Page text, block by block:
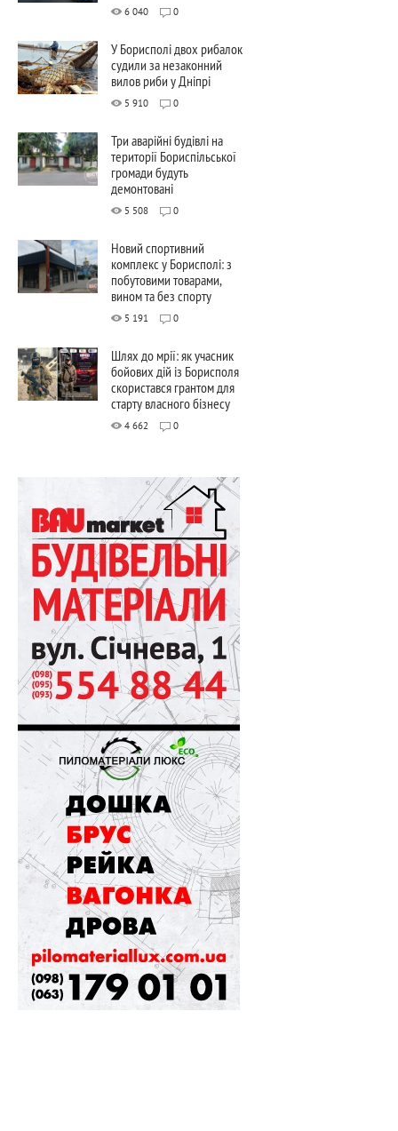
6 040 0
У Борисполі двох рибалок
судили за незаконний
вилов риби у Дніпрі
5 910 0
Три аварійні будівлі на
території Бориспільської
громади будуть
демонтовані
5 508 0
Новий спортивний
комплекс у Борисполі: з
побутовими товарами,
вином та без спорту
5 191 0
Шлях до мрії: як учасник
бойових дій із Борисполя
скористався грантом для
старту власного бізнесу
4 662 0